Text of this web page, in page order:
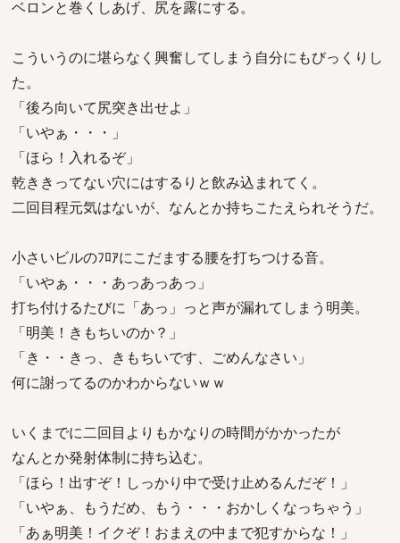
ベロンと巻くしあげ、尻を露にする。
こういうのに堪らなく興奮してしまう自分にもびっくりし
た。
「後ろ向いて尻突き出せよ」
「いやぁ・・・」
「ほら！入れるぞ」
乾ききってない穴にはするりと飲み込まれてく。
二回目程元気はないが、なんとか持ちこたえられそうだ。
小さいビルのﾌﾛｱにこだまする腰を打ちつける音。
「いやぁ・・・あっあっあっ」
打ち付けるたびに「あっ」っと声が漏れてしまう明美。
「明美！きもちいのか？」
「き・・きっ、きもちいです、ごめんなさい」
何に謝ってるのかわからないｗｗ
いくまでに二回目よりもかなりの時間がかかったが
なんとか発射体制に持ち込む。
「ほら！出すぞ！しっかり中で受け止めるんだぞ！」
「いやぁ、もうだめ、もう・・・おかしくなっちゃう」
「あぁ明美！イクぞ！おまえの中まで犯すからな！」